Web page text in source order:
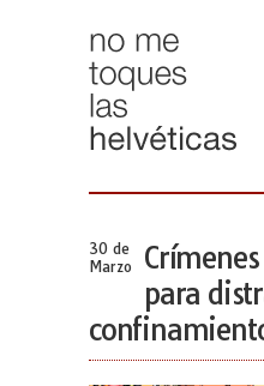
30 de
Marzo
para